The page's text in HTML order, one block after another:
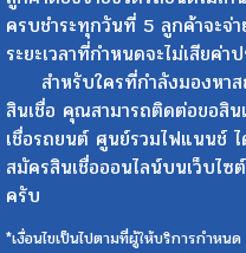
ครบชำระทุกวันที่ 5 ลูกค้าจะจ่า
ระยะเวลาที่กำหนดจะไม่เสียค่า
สำหรับใครที่กำลังมองหาส
สินเชื่อ คุณสามารถติดต่อขอสิ
เชื่อรถยนต์ ศูนย์รวมไฟแนนช์
สมัครสินเชื่อออนไลน์บนเว็บไ
ครับ
*เงื่อนไขเป็นไปตามที่ผู้ให้บริการกำหนด